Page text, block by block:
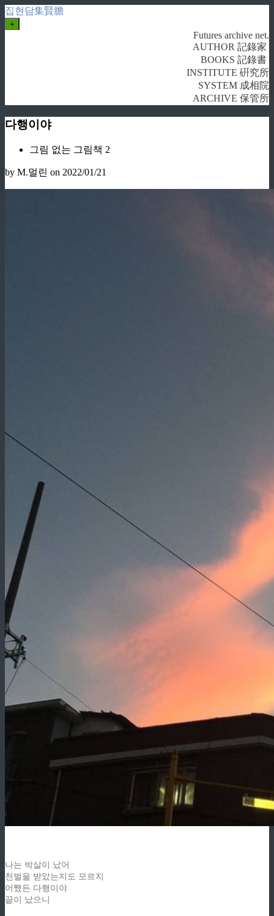
집현담集賢膽
+
Futures archive net.
AUTHOR 記錄家
BOOKS 記錄書
INSTITUTE 硏究所
SYSTEM 成相院
ARCHIVE 保管所
다행이야
그림 없는 그림책 2
by M.멀린 on 2022/01/21
나는 박살이 났어
천벌을 받았는지도 모르지
어쨌든 다행이야
끝이 났으니